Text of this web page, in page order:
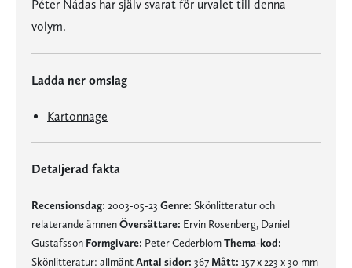
Péter Nádas har själv svarat för urvalet till denna
volym.
Ladda ner omslag
Kartonnage
Detaljerad fakta
Recensionsdag: 2003-05-23 Genre: Skönlitteratur och
relaterande ämnenÖversättare: Ervin Rosenberg, Daniel
Gustafsson Formgivare: Peter CederblomThema-kod:
Skönlitteratur: allmäntAntal sidor: 367 Mått: 157 x 223 x 30 mm